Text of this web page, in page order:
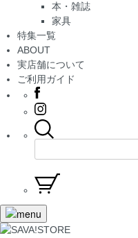
本・雑誌
家具
特集一覧
ABOUT
実店舗について
ご利用ガイド